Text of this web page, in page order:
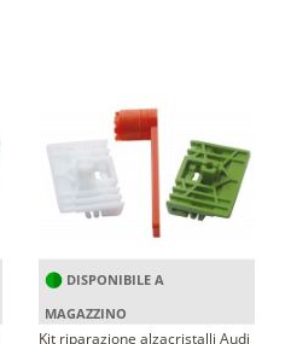
DISPONIBILE A
MAGAZZINO
Kit riparazione alzacristalli Audi